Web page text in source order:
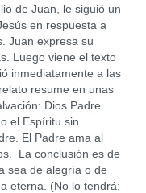
de Juan, le siguió un
en respuesta a
Juan expresa su
Luego viene el texto
inmediatamente a las
resume en unas
Dios Padre
el Espíritu sin
El Padre ama al
La conclusión es de
sea de alegría o de
eterna. (No lo tendrá;